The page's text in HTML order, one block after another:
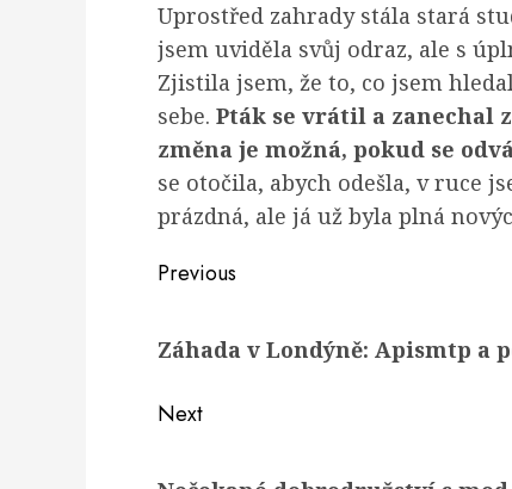
Uprostřed zahrady stála stará
jsem uviděla svůj odraz, ale s
Zjistila jsem, že to, co jsem
sebe. Pták se vrátil a zanechal
změna je možná, pokud se
se otočila, abych odešla, v ruce
prázdná, ale já už byla plná
Post
Previous
post:
Záhada v Londýně: Apismtp a
Next